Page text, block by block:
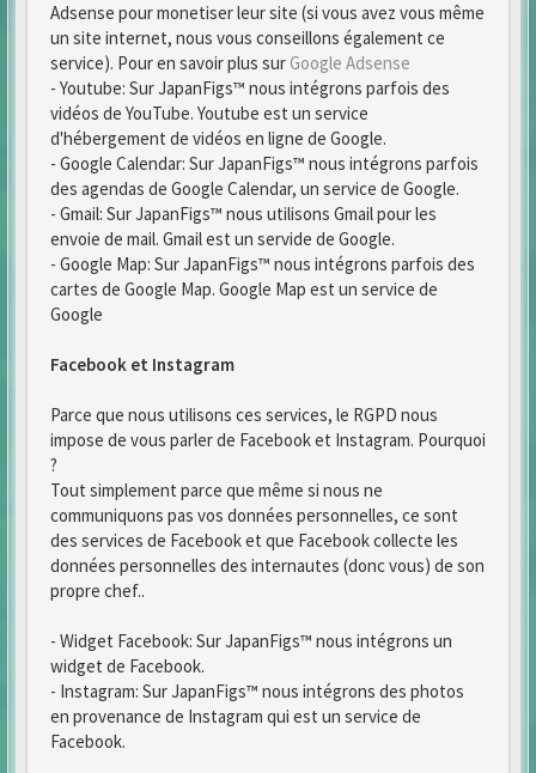
Adsense pour monetiser leur site (si vous avez vous même
un site internet, nous vous conseillons également ce
service). Pour en savoir plus sur Google Adsense
- Youtube: Sur JapanFigs™ nous intégrons parfois des
vidéos de YouTube. Youtube est un service
d'hébergement de vidéos en ligne de Google.
- Google Calendar: Sur JapanFigs™ nous intégrons parfois
des agendas de Google Calendar, un service de Google.
- Gmail: Sur JapanFigs™ nous utilisons Gmail pour les
envoie de mail. Gmail est un servide de Google.
- Google Map: Sur JapanFigs™ nous intégrons parfois des
cartes de Google Map. Google Map est un service de
Google
Facebook et Instagram
Parce que nous utilisons ces services, le RGPD nous
impose de vous parler de Facebook et Instagram. Pourquoi
?
Tout simplement parce que même si nous ne
communiquons pas vos données personnelles, ce sont
des services de Facebook et que Facebook collecte les
données personnelles des internautes (donc vous) de son
propre chef..
- Widget Facebook: Sur JapanFigs™ nous intégrons un
widget de Facebook.
- Instagram: Sur JapanFigs™ nous intégrons des photos
en provenance de Instagram qui est un service de
Facebook.